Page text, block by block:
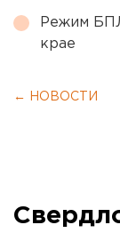
Режим
крае
← НОВОСТИ